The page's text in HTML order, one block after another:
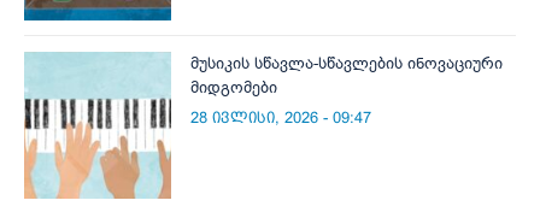
მუსიკის სწავლა-სწავლების ინოვაციური
მიდგომები
28 ივლისი, 2026 - 09:47